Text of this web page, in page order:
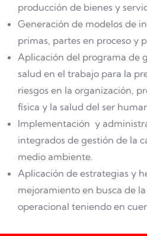
producción de bienes y
Generación de modelos de
primas, partes en proceso y
Aplicación del programa de
salud en el trabajo para la
riesgos en la organización,
física y la salud del ser
Implementación y
integrados de gestión de la
medio ambiente.
Aplicación de estrategias y
mejoramiento en busca de
operacional teniendo en